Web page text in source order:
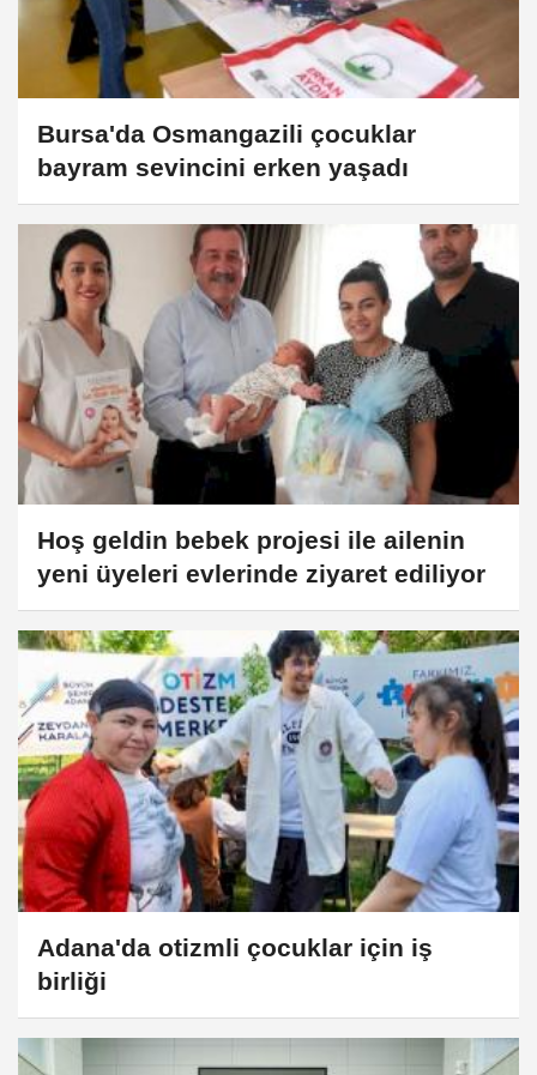
Bursa'da Osmangazili çocuklar
bayram sevincini erken yaşadı
Hoş geldin bebek projesi ile ailenin
yeni üyeleri evlerinde ziyaret ediliyor
Adana'da otizmli çocuklar için iş
birliği